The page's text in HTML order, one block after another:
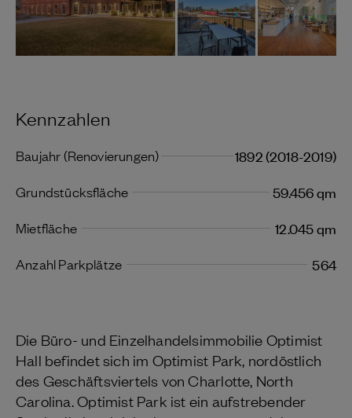
Kennzahlen
Baujahr (Renovierungen) 1892 (2018-2019)
Grundstücksfläche 59.456 qm
Mietfläche 12.045 qm
Anzahl Parkplätze 564
Die Büro- und Einzelhandelsimmobilie Optimist
Hall befindet sich im Optimist Park, nordöstlich
des Geschäftsviertels von Charlotte, North
Carolina. Optimist Park ist ein aufstrebender